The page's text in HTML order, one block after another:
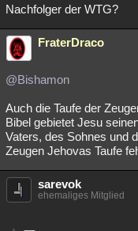
Nachfolger der WTG?
FraterDraco
@Bishamon
Auch die Taufe der
Bibel gebietet Jesu
Vaters, des Sohnes und
Zeugen Jehovas Taufe
sarevok
ehemaliges Mitglied